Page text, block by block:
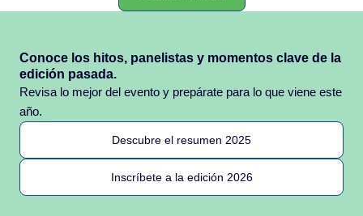
Conoce los hitos, panelistas y momentos clave de la
edición pasada.
Revisa lo mejor del evento y prepárate para lo que viene este
año.
Descubre el resumen 2025
Inscríbete a la edición 2026